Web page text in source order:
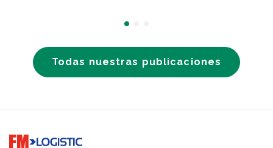
Todas nuestras publicaciones
Go to home page